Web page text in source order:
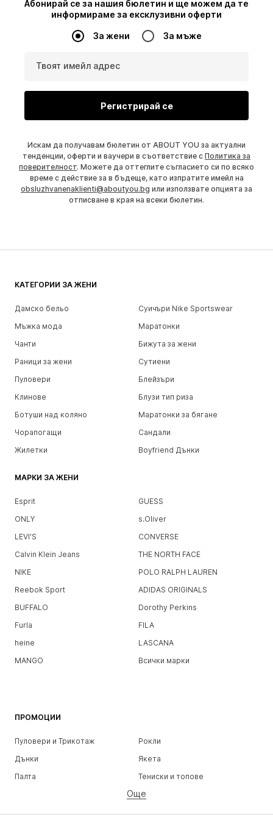
Абонирай се за нашия бюлетин и ще можем да те
информираме за ексклузивни оферти
За жени За мъже
Твоят имейл адрес
Регистрирай се
Искам да получавам бюлетин от ABOUT YOU за актуални
тенденции, оферти и ваучери в съответствие с Политика за
поверителност. Можете да оттеглите съгласието си по всяко
време с действие за в бъдеще, като изпратите имейл на
obsluzhvanenaklienti@aboutyou.bg или използвате опцията за
отписване в края на всеки бюлетин.
КАТЕГОРИИ ЗА ЖЕНИ
Дамско бельо
Суичъри Nike Sportswear
Мъжка мода
Маратонки
Чанти
Бижута за жени
Раници за жени
Сутиени
Пуловери
Блейзъри
Клинове
Блузи тип риза
Ботуши над коляно
Маратонки за бягане
Чорапогащи
Сандали
Жилетки
Boyfriend Дънки
МАРКИ ЗА ЖЕНИ
Esprit
GUESS
ONLY
s.Oliver
LEVI'S
CONVERSE
Calvin Klein Jeans
THE NORTH FACE
NIKE
POLO RALPH LAUREN
Reebok Sport
ADIDAS ORIGINALS
BUFFALO
Dorothy Perkins
Furla
FILA
heine
LASCANA
MANGO
Всички марки
ПРОМОЦИИ
Пуловери и Трикотаж
Рокли
Дънки
Якета
Палта
Тениски и топове
Бельо
Поли
Блузи и туники
Още